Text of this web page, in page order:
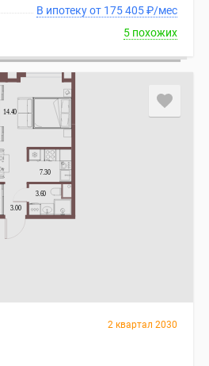
В ипотеку от 175 405₽/мес
5 похожих
2 квартал 2030